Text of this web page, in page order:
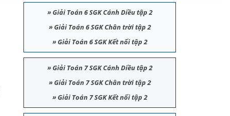
»Giải Toán 6 SGK Cánh Diều tập 2
»Giải Toán 6 SGK Chân trời tập 2
»Giải Toán 6 SGK Kết nối tập 2
»Giải Toán 7 SGK Cánh Diều tập 2
»Giải Toán 7 SGK Chân trời tập 2
»Giải Toán 7 SGK Kết nối tập 2